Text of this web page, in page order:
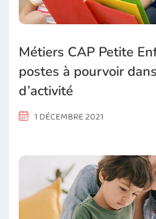
Métiers CAP Petite
postes à pourvoir
d’activité
1 DÉCEMBRE 2021